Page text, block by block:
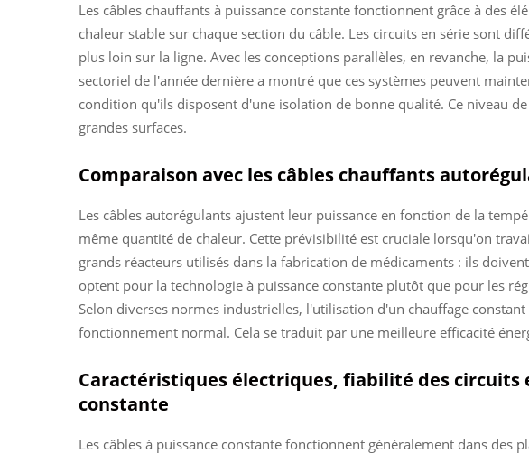
Les câbles chauffants à puissance constante fonctionnent grâce à des
chaleur stable sur chaque section du câble. Les circuits en série sont
plus loin sur la ligne. Avec les conceptions parallèles, en revanche, la
sectoriel de l'année dernière a montré que ces systèmes peuvent
condition qu'ils disposent d'une isolation de bonne qualité. Ce niveau
grandes surfaces.
Comparaison avec les câbles chauffants
Les câbles autorégulants ajustent leur puissance en fonction de la
même quantité de chaleur. Cette prévisibilité est cruciale lorsqu'on
grands réacteurs utilisés dans la fabrication de médicaments : ils
optent pour la technologie à puissance constante plutôt que pour les
Selon diverses normes industrielles, l'utilisation d'un chauffage
fonctionnement normal. Cela se traduit par une meilleure efficacité
Caractéristiques électriques, fiabilité des
constante
Les câbles à puissance constante fonctionnent généralement dans des